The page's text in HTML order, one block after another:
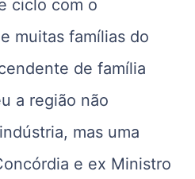
ciclo com o
muitas famílias do
de família
a região não
mas uma
e ex Ministro